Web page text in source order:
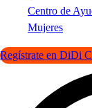
Centro de
Mujeres
Regístrate en DiDi